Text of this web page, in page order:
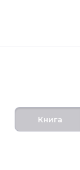
Книга